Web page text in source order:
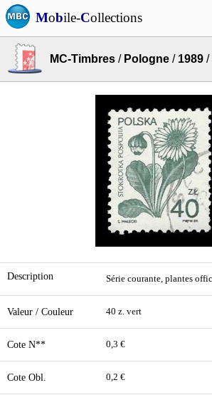
Mobile-Collections
MC-Timbres / Pologne / 1989 /
Description Série courante, plantes
Valeur / Couleur 40 z. vert
Cote N** 0,3 €
Cote Obl. 0,2 €